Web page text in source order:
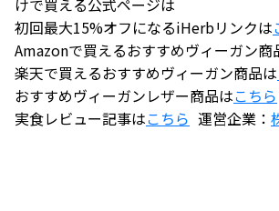
けで買える公式ページは
初回最大15%オフになるiHerbリンクは
Amazonで買えるおすすめヴィーガン商
楽天で買えるおすすめヴィーガン商品は
おすすめヴィーガンレザー商品はこちら
実食レビュー記事はこちら 運営企業：